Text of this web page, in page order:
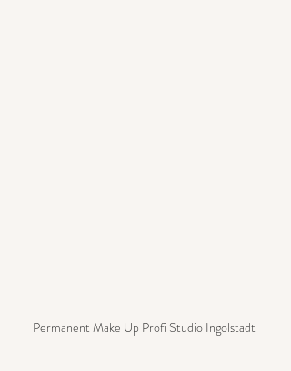
Permanent Make Up Profi Studio Ingolstadt